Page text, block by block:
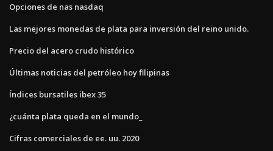
Opciones de nas nasdaq
Las mejores monedas de plata para inversión del reino unido.
Precio del acero crudo histórico
Últimas noticias del petróleo hoy filipinas
Índices bursatiles ibex 35
¿cuánta plata queda en el mundo_
Cifras comerciales de ee. uu. 2020